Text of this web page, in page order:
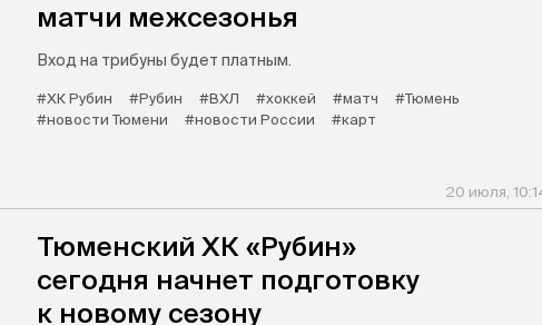
матчи межсезонья
Вход на трибуны будет платным.
#ХК Рубин #Рубин #ВХЛ #хоккей #матч
#Тюмень
#новости Тюмени
#новости России #карт
20 июля,
Тюменский ХК «Рубин»
сегодня начнет подготовку
к новому сезону